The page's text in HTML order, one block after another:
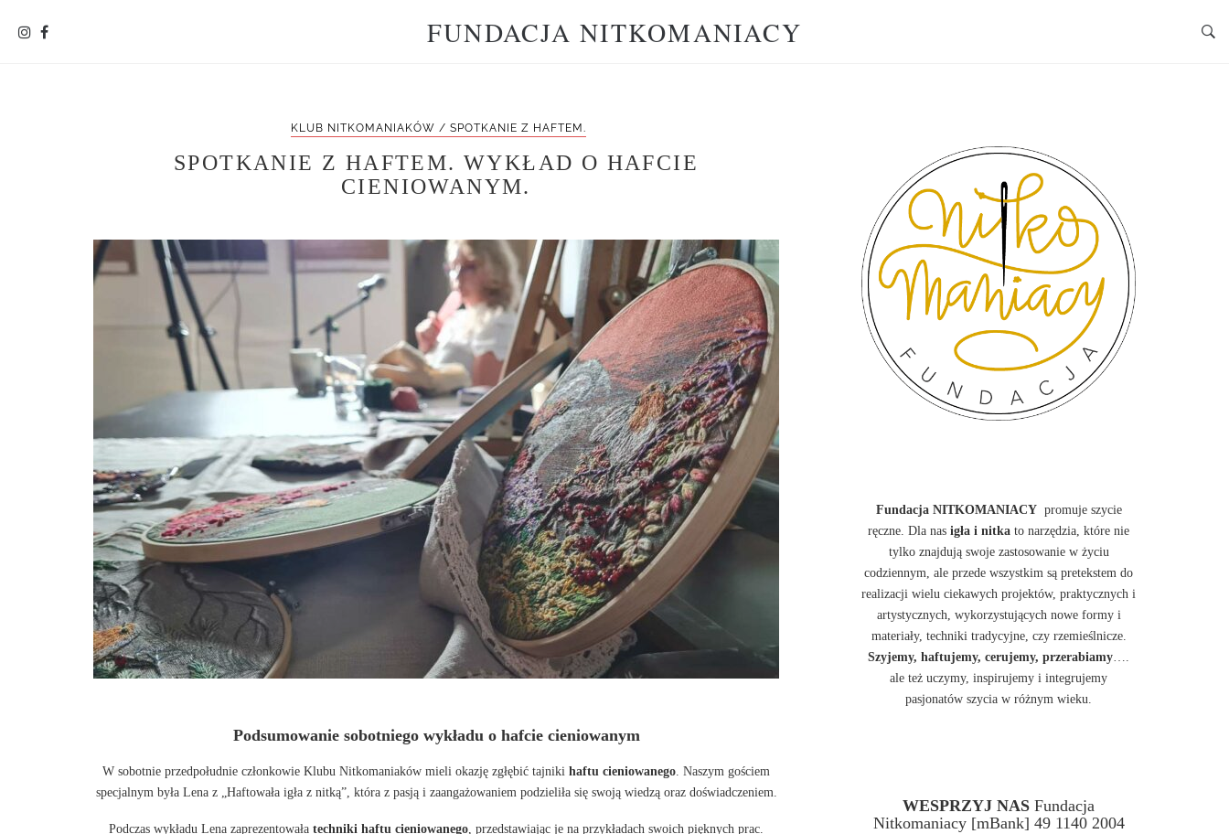
FUNDACJA NITKOMANIACY
KLUB NITKOMANIAKÓW / SPOTKANIE Z HAFTEM.
SPOTKANIE Z HAFTEM. WYKŁAD O HAFCIE
CIENIOWANYM.
Podsumowanie sobotniego wykładu o hafcie cieniowanym
W sobotnie przedpołudnie członkowie Klubu Nitkomaniaków mieli okazję zgłębić tajniki haftu cieniowanego . Naszym gościem
specjalnym była Lena z „Haftowała igła z nitką”, która z pasją i zaangażowaniem podzieliła się swoją wiedzą oraz doświadczeniem.
Podczas wykładu Lena zaprezentowała techniki haftu cieniowanego, przedstawiając je na przykładach swoich pięknych prac.
Fundacja NITKOMANIACY promuje szycie
ręczne. Dla nas igła i nitka to narzędzia, które nie
tylko znajdują swoje zastosowanie w życiu
codziennym, ale przede wszystkim są pretekstem do
realizacji wielu ciekawych projektów, praktycznych i
artystycznych, wykorzystujących nowe formy i
materiały, techniki tradycyjne, czy rzemieślnicze.
Szyjemy, haftujemy, cerujemy, przerabiamy….
ale też uczymy, inspirujemy i integrujemy
pasjonatów szycia w różnym wieku.
WESPRZYJ NAS Fundacja
Nitkomaniacy [mBank] 49 1140 2004